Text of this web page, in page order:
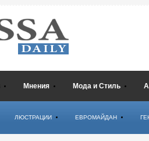
Мнения Мода и Стиль
ЛЮСТРАЦИИ ЕВРОМАЙДАН